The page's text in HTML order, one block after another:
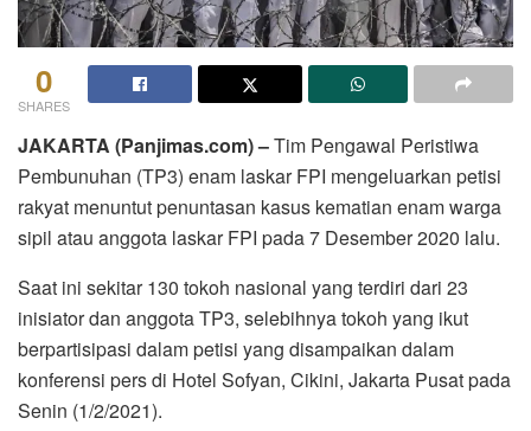
0
SHARES
JAKARTA (Panjimas.com) –Tim Pengawal Peristiwa
Pembunuhan (TP3) enam laskar FPI mengeluarkan petisi
rakyat menuntut penuntasan kasus kematian enam warga
sipil atau anggota laskar FPI pada 7 Desember 2020 lalu.
Saat ini sekitar 130 tokoh nasional yang terdiri dari 23
inisiator dan anggota TP3, selebihnya tokoh yang ikut
berpartisipasi dalam petisi yang disampaikan dalam
konferensi pers di Hotel Sofyan, Cikini, Jakarta Pusat pada
Senin (1/2/2021).